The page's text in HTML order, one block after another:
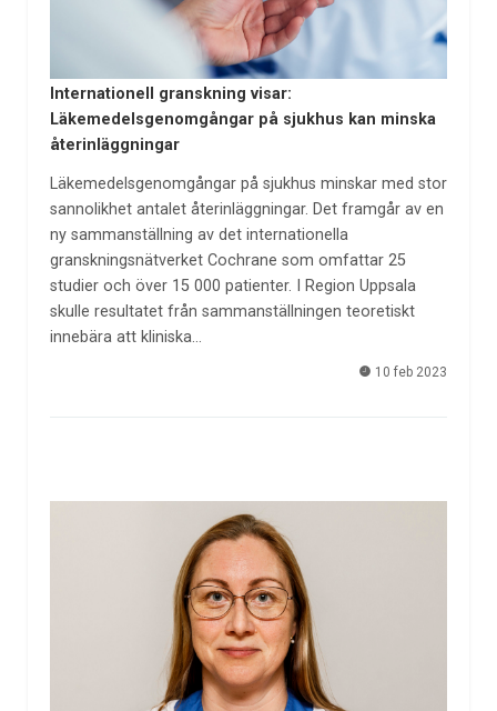
Internationell granskning visar:
Läkemedelsgenomgångar på sjukhus kan minska
återinläggningar
Läkemedelsgenomgångar på sjukhus minskar med stor
sannolikhet antalet återinläggningar. Det framgår av en
ny sammanställning av det internationella
granskningsnätverket Cochrane som omfattar 25
studier och över 15 000 patienter. I Region Uppsala
skulle resultatet från sammanställningen teoretiskt
innebära att kliniska…
10 feb 2023